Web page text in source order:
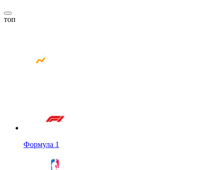
топ
Формула 1